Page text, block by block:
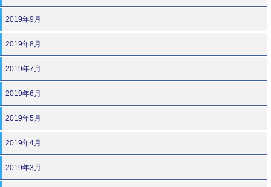
2019年9月
2019年8月
2019年7月
2019年6月
2019年5月
2019年4月
2019年3月